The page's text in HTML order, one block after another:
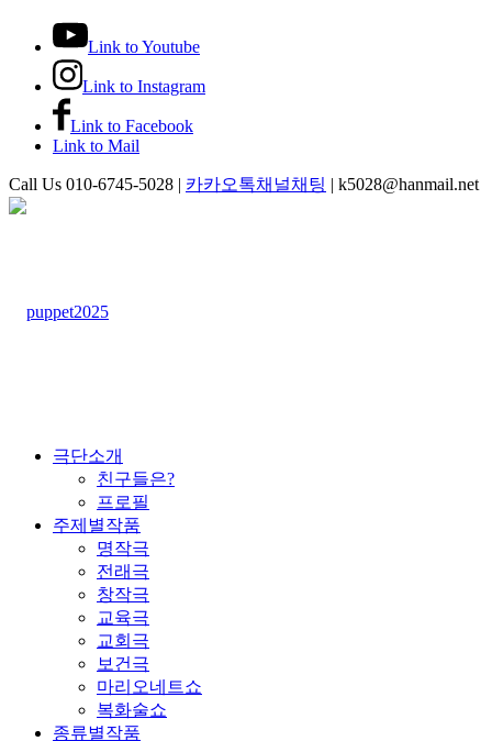
Link to Youtube
Link to Instagram
Link to Facebook
Link to Mail
Call Us 010-6745-5028 | 카카오톡채널채팅 | k5028@hanmail.net
극단소개
친구들은?
프로필
주제별작품
명작극
전래극
창작극
교육극
교회극
보건극
마리오네트쇼
복화술쇼
종류별작품